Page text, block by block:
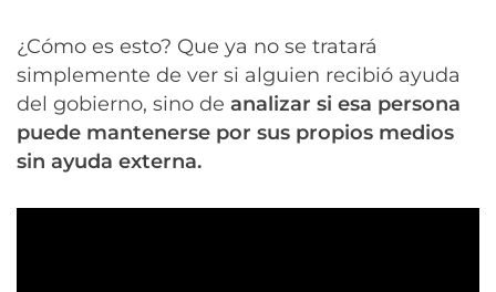
¿Cómo es esto? Que ya no se tratará
simplemente de ver si alguien recibió ayuda
del gobierno, sino de analizar si esa persona
puede mantenerse por sus propios medios
sin ayuda externa.